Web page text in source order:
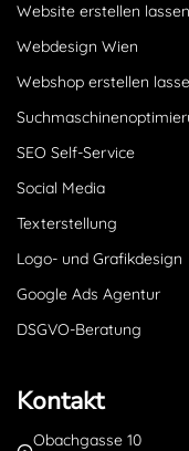
Website erstellen lassen
Webdesign Wien
Webshop erstellen
SEO Self-Service
Social Media
Texterstellung
Logo- und Grafikdesign
Google Ads Agentur
DSGVO-Beratung
Kontakt
Obachgasse 10